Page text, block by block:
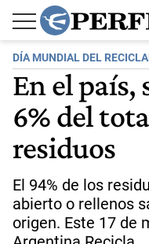
DÍA MUNDIAL DEL
En el país,
6% del
residuos
El 94% de los
abierto o rellenos
origen. Este 17 de